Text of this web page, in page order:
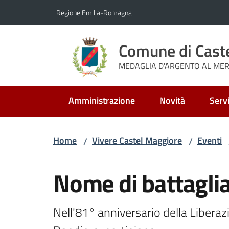
Regione Emilia-Romagna
Comune di
MEDAGLIA D'ARGENTO AL
Amministrazione Novità
Home / Vivere Castel Maggiore / Eventi
Nome di
Nell'81° anniversario della